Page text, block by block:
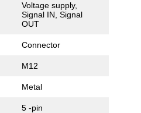
Voltage supply,
Signal IN, Signal
OUT
Connector
M12
Metal
5 -pin